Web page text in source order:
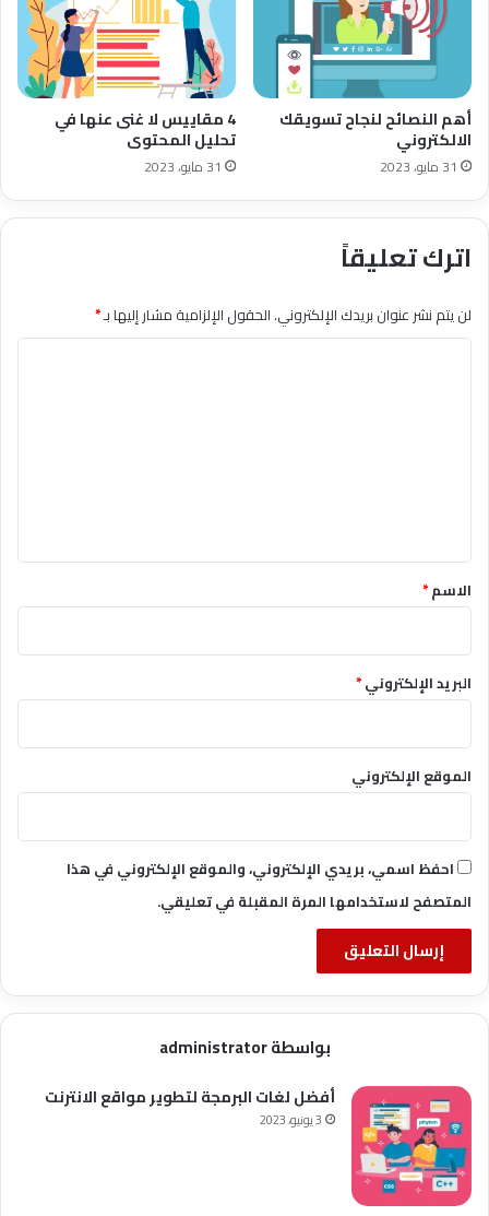
أهم النصائح لنجاح تسويقك
الالكتروني
31 مايو، 2023
4 مقاييس لا غنى عنها في
تحليل المحتوى
31 مايو، 2023
اترك تعليقاً
لن يتم نشر عنوان بريدك الإلكتروني.الحقول الإلزامية مشار إليها بـ*
*الاسم*
البريد الإلكتروني*
الموقع الإلكتروني
احفظ اسمي، بريدي الإلكتروني، والموقع الإلكتروني في هذا
المتصفح لاستخدامها المرة المقبلة في تعليقي.
بواسطة administrator
أفضل لغات البرمجة لتطوير مواقع الانترنت
3 يونيو، 2023